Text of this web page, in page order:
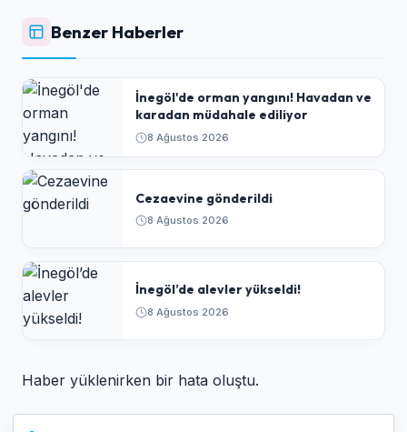
Benzer Haberler
İnegöl'de orman yangını! Havadan ve
karadan müdahale ediliyor
8 Ağustos 2026
Cezaevine gönderildi
8 Ağustos 2026
İnegöl’de alevler yükseldi!
8 Ağustos 2026
Haber yüklenirken bir hata oluştu.